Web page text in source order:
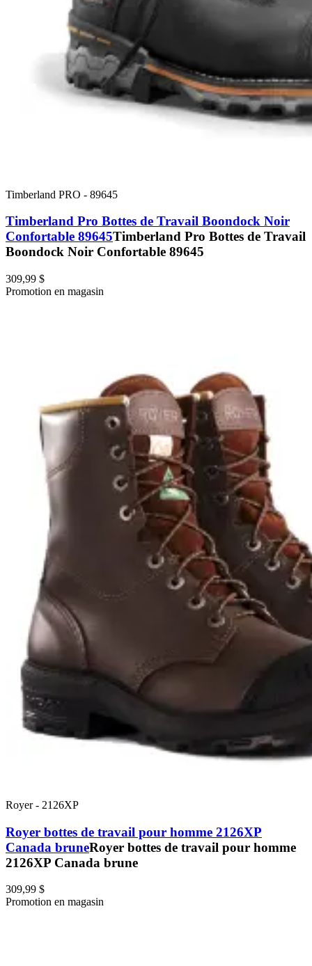
Timberland PRO - 89645
Timberland Pro Bottes de Travail Boondock Noir
Confortable 89645Timberland Pro Bottes de Travail
Boondock Noir Confortable 89645
309,99 $
Promotion en magasin
Royer- 2126XP
Royer bottes de travail pour homme 2126XP
Canada bruneRoyer bottes de travail pour homme
2126XP Canada brune
309,99 $
Promotion en magasin